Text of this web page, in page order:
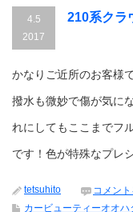
4.5
2017
210系クラ
かなりご近所のお客様
撥水も微妙で傷が気に
れにしてもここまでフ
です！色が特殊なプレ
tetsuhito
コメント
カービューティーオオ